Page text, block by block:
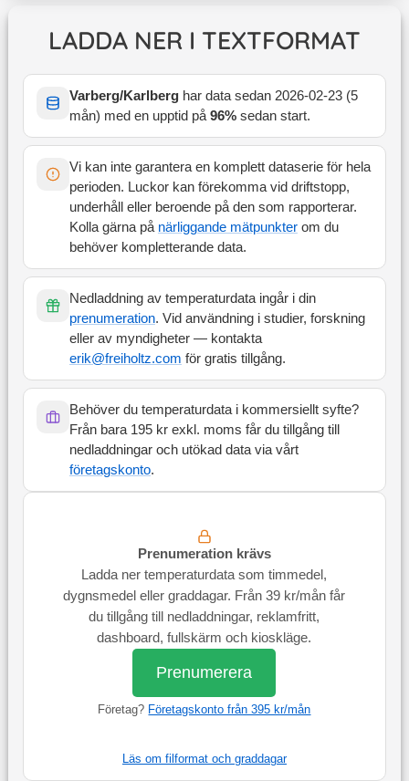
LADDA NER I TEXTFORMAT
Varberg/Karlberghar data sedan 2026-02-23(5
mån) med en upptid på96% sedan start.
Vi kan inte garantera en komplett dataserie för hela
perioden. Luckor kan förekomma vid driftstopp,
underhåll eller beroende på den som rapporterar.
Kolla gärna på närliggande mätpunkterom du
behöver kompletterande data.
Nedladdning av temperaturdata ingår i din
prenumeration. Vid användning i studier, forskning
eller av myndigheter — kontakta
erik@freiholtz.com för gratis tillgång.
Behöver du temperaturdata i kommersiellt syfte?
Från bara 195 kr exkl. moms får du tillgång till
nedladdningar och utökad data via vårt
företagskonto.
Prenumeration krävs
Ladda ner temperaturdata som timmedel,
dygnsmedel eller graddagar. Från 39 kr/mån får
du tillgång till nedladdningar, reklamfritt,
dashboard, fullskärm och kioskläge.
Prenumerera
Företag? Företagskonto från 395 kr/mån
Läs om filformat och graddagar